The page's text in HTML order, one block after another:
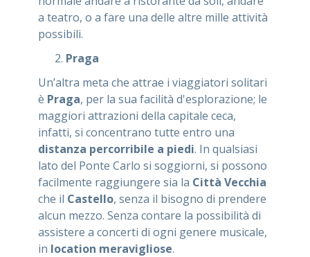
a teatro, o a fare una delle altre mille attività
possibili.
Praga
Un’altra meta che attrae i viaggiatori solitari
è Praga, per la sua facilità d'esplorazione; le
maggiori attrazioni della capitale ceca,
infatti, si concentrano tutte entro una
distanza percorribile a piedi. In qualsiasi
lato del Ponte Carlo si soggiorni, si possono
facilmente raggiungere sia la Città Vecchia
che il Castello, senza il bisogno di prendere
alcun mezzo. Senza contare la possibilità di
assistere a concerti di ogni genere musicale,
in location meravigliose.